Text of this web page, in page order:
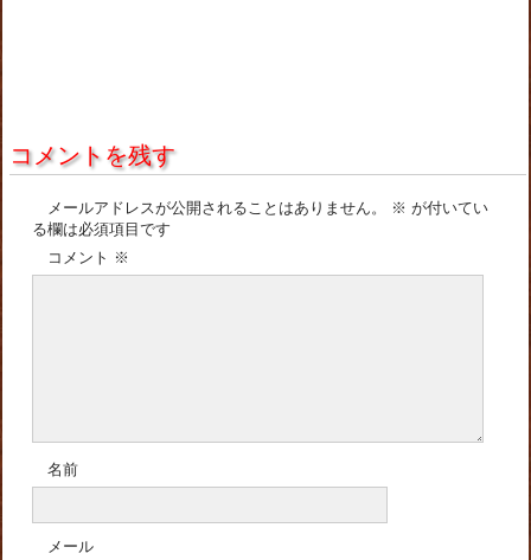
コメントを残す
メールアドレスが公開されることはありません。 ※ が付いてい
る欄は必須項目です
コメント ※
名前
メール